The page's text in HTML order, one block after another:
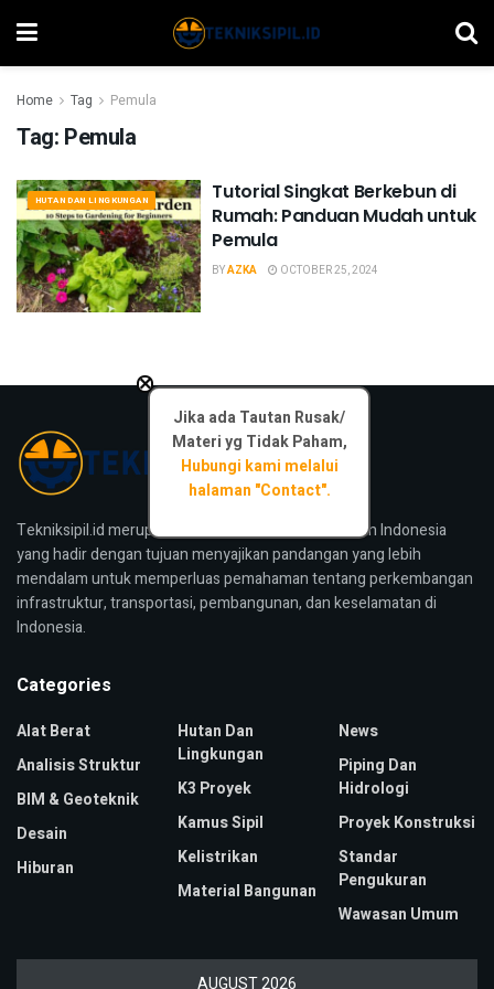
Home Tag Pemula
Tag: Pemula
HUTAN DAN LINGKUNGAN
Tutorial Singkat Berkebun di
Rumah: Panduan Mudah untuk
Pemula
BYAZKA OCTOBER 25, 2024
Tekniksipil.id merupakan media konstruksi bangunan Indonesia
yang hadir dengan tujuan menyajikan pandangan yang lebih
mendalam untuk memperluas pemahaman tentang perkembangan
infrastruktur, transportasi, pembangunan, dan keselamatan di
Indonesia.
Jika ada Tautan Rusak/
Materi yg Tidak Paham,
Hubungi kami melalui
halaman "Contact".
×
Categories
Alat Berat
Analisis Struktur
BIM & Geoteknik
Desain
Hiburan
Hutan Dan
Lingkungan
K3 Proyek
Kamus Sipil
Kelistrikan
Material Bangunan
News
Piping Dan
Hidrologi
Proyek Konstruksi
Standar
Pengukuran
Wawasan Umum
AUGUST 2026